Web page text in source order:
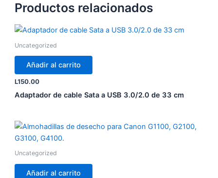
Productos relacionados
Uncategorized
Añadir al carrito
L150.00
Adaptador de cable Sata a USB 3.0/2.0 de 33 cm
Uncategorized
Añadir al carrito